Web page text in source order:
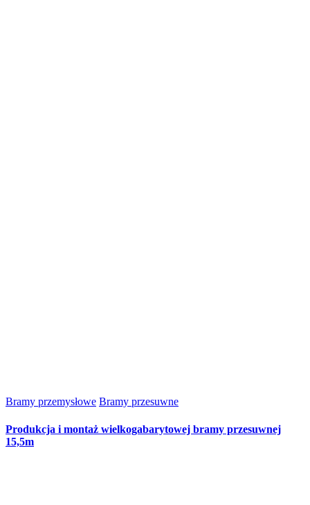
Bramy przemysłowe Bramy przesuwne
Produkcja i montaż wielkogabarytowej bramy przesuwnej
15,5m